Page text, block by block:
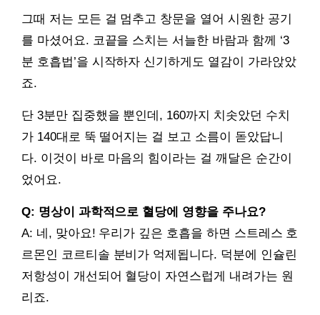
그때 저는 모든 걸 멈추고 창문을 열어 시원한 공기
를 마셨어요. 코끝을 스치는 서늘한 바람과 함께 ‘3
분 호흡법’을 시작하자 신기하게도 열감이 가라앉았
죠.
단 3분만 집중했을 뿐인데, 160까지 치솟았던 수치
가 140대로 뚝 떨어지는 걸 보고 소름이 돋았답니
다. 이것이 바로 마음의 힘이라는 걸 깨달은 순간이
었어요.
Q: 명상이 과학적으로 혈당에 영향을 주나요?
A: 네, 맞아요! 우리가 깊은 호흡을 하면 스트레스 호
르몬인 코르티솔 분비가 억제됩니다. 덕분에 인슐린
저항성이 개선되어 혈당이 자연스럽게 내려가는 원
리죠.